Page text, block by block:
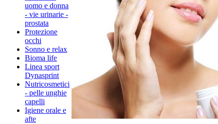
uomo e donna
- vie urinarie -
prostata
Protezione
occhi
Sonno e relax
Bioma life
Linea sport
Dynasprint
Nutricosmetici
- pelle unghie
capelli
Igiene orale e
afte